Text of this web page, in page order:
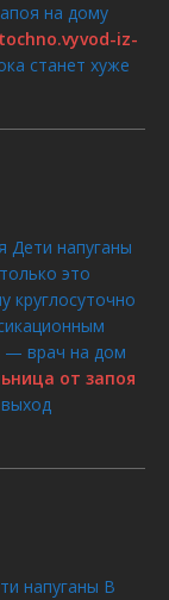
на дому
iz-
станет хуже
Дети напуганы
это
круглосуточно
— врач на дом
от запоя
напуганы В